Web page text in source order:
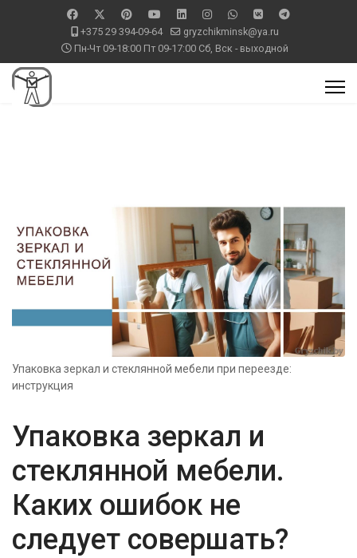
+375 29 394-09-64
gryzchikminsk@ya.ru
Пн-Чт 09-18:00 Пт 09-17:00 Сб, Вск - выходной
Упаковка зеркал и стеклянной мебели при переезде:
инструкция
Упаковка зеркал и
стеклянной мебели.
Каких ошибок не
следует совершать?